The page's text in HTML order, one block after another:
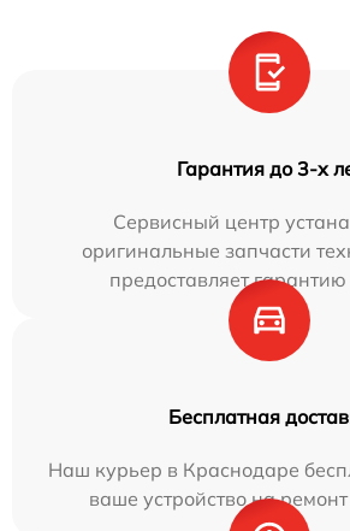
Гарантия до 3-х
Сервисный центр
оригинальные запчасти
предоставляет гарантию
Бесплатная
Наш курьер в Краснодаре
ваше устройство на